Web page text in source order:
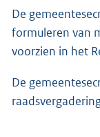
De
formuleren van
voorzien in het
De